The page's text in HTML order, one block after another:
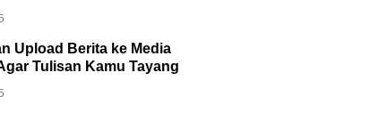
Upload Berita ke Media
Tulisan Kamu Tayang